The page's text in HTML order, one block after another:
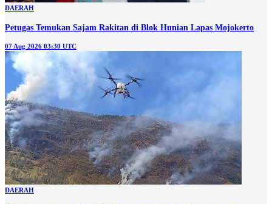
DAERAH
Petugas Temukan Sajam Rakitan di Blok Hunian Lapas Mojokerto
07 Aug 2026 03:30 UTC
DAERAH